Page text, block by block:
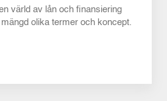
värld av lån och finansiering
olika termer och koncept.